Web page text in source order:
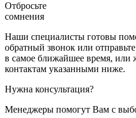
Отбросьте
сомнения
Наши специалисты готовы
обратный звонок или
в самое ближайшее время, или
контактам указанными ниже.
Нужна консультация?
Менеджеры помогут Вам с